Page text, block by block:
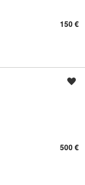
150 €
500 €